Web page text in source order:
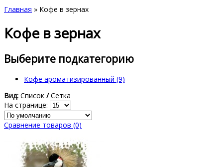
Главная » Кофе в зернах
Кофе в зернах
Выберите подкатегорию
Кофе ароматизированный (9)
Вид: Список / Сетка
На странице:
Сравнение товаров (0)